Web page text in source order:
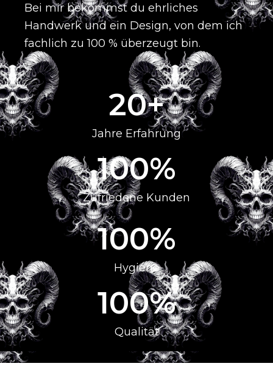
Bei mir bekommst du ehrliches
Handwerk und ein Design, von dem ich
fachlich zu 100 % überzeugt bin.
Jahre Erfahrung
20+
Zufriedene Kunden
100%
Hygiene
100%
Qualität
100%